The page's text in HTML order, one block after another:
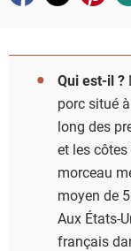
Qui est-il ?
porc situé
long des
et les côtes
morceau
moyen de
Aux États-
français